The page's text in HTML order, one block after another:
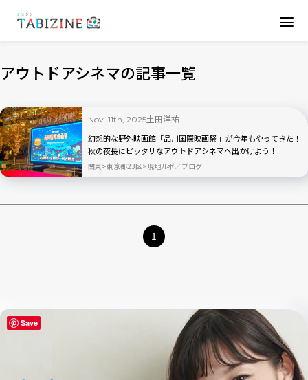
アウトドアシネマの記事一覧
Nov. 11th, 2025土田洋祐
幻想的な野外映画館「品川国際映画祭 」が今年もやってきた！
秋の夜長にピッタリなアウトドアシネマへ出かけよう！
関東 東京都23区 現地ルポ／ブログ
1
Save